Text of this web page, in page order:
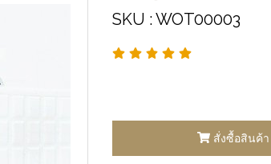
SKU : WOT00003
สั่งซื้อสินค้า